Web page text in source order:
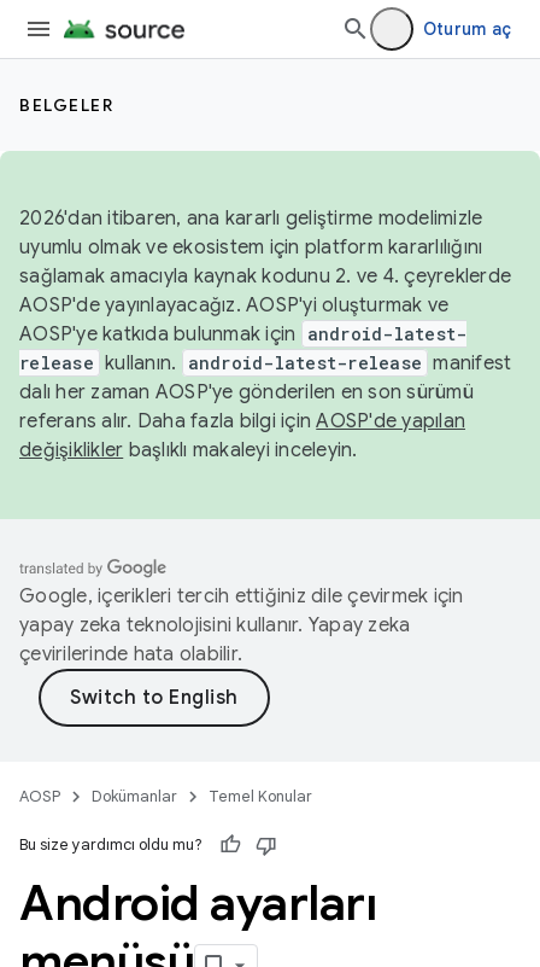
Oturum aç
BELGELER
2026'dan itibaren, ana kararlı geliştirme modelimizle
uyumlu olmak ve ekosistem için platform kararlılığını
sağlamak amacıyla kaynak kodunu 2. ve 4. çeyreklerde
AOSP'de yayınlayacağız. AOSP'yi oluşturmak ve
AOSP'ye katkıda bulunmak için
android-latest-
release kullanın. android-latest-release manifest
dalı her zaman AOSP'ye gönderilen en son sürümü
referans alır. Daha fazla bilgi içinAOSP'de yapılan
değişiklikler başlıklı makaleyi inceleyin.
Google, içerikleri tercih ettiğiniz dile çevirmek için
yapay zeka teknolojisini kullanır. Yapay zeka
çevirilerinde hata olabilir.
AOSP Dokümanlar Temel Konular
Bu size yardımcı oldu mu?
Android ayarları